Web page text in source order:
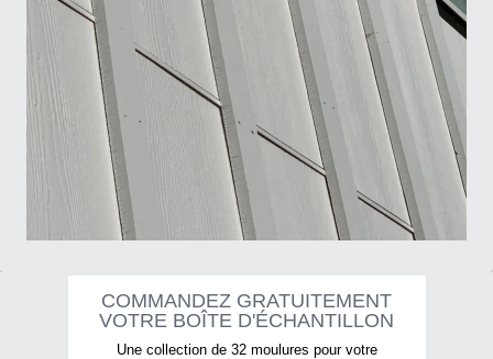
COMMANDEZ GRATUITEMENT
VOTRE BOÎTE D'ÉCHANTILLON
Une collection de 32 moulures pour votre
Submit